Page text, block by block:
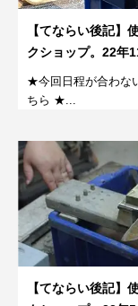
【てならい後記】
クショップ。22年
★今回日程が合わな
ちら ★...
【てならい後記】